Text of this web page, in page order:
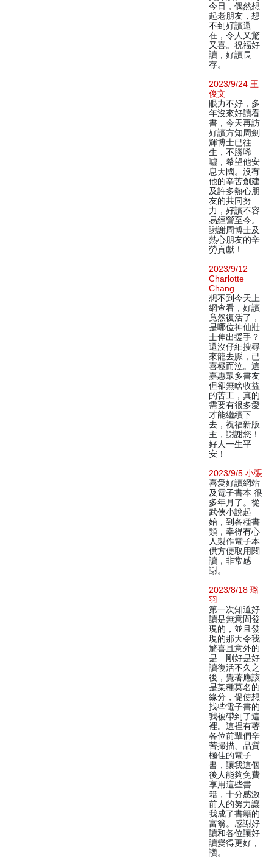
今日，偶然想
起老朋友，想
不到好讀還
在，令人又驚
又喜。祝福好
讀，好讀長
存。
2023/9/24 王
俊文
眼力不好，多
年沒來好讀看
書，今天再訪
好讀方知周劍
輝博士已往
生，不勝唏
噓，希望他安
息天國。沒有
他的辛苦創建
及許多熱心朋
友的共同努
力，好讀不容
易經營至今。
謝謝周博士及
熱心朋友的辛
勞貢獻！
2023/9/12
Charlotte
Chang
想不到今天上
網查看，好讀
竟然復活了，
是哪位神仙壯
士伸出援手？
還沒仔細搜尋
來龍去脈，已
喜極而泣。這
嘉惠眾多書友
但卻無啥收益
的苦工，真的
需要有很多愛
才能繼續下
去，祝福新版
主，謝謝您！
好人一生平
安！
2023/9/5 小張
喜愛好讀網站
及電子書本 很
多年月了。從
武俠小說起
始，到各種書
類，幸得有心
人製作電子本
供方便取用閱
讀，非常感
謝。
2023/8/18 璐
羽
第一次知道好
讀是無意間發
現的，並且發
現的那天令我
驚喜且意外的
是—剛好是好
讀復活不久之
後，覺著應該
是某種莫名的
緣分，促使想
找些電子書的
我被帶到了這
裡。這裡有著
各位前輩們辛
苦掃描、品質
極佳的電子
書，讓我這個
後人能夠免費
享用這些書
籍，十分感激
前人的努力讓
我成了書籍的
富翁。感謝好
讀和各位讓好
讀變得更好，
讚。